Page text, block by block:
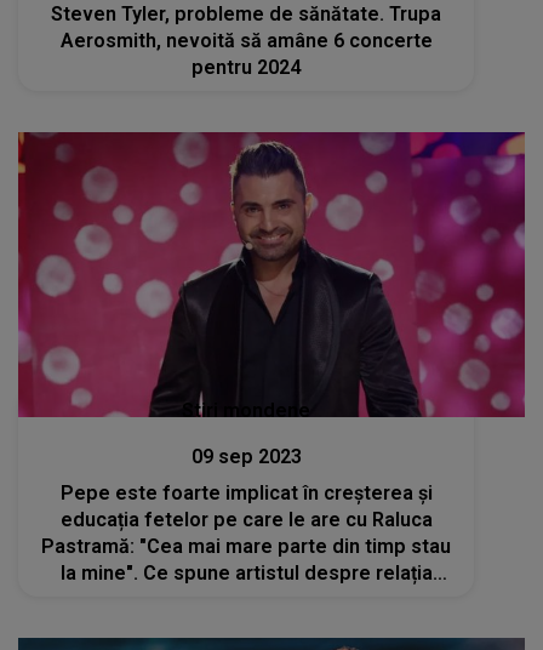
Steven Tyler, probleme de sănătate. Trupa
Aerosmith, nevoită să amâne 6 concerte
pentru 2024
Stiri mondene
09 sep 2023
Pepe este foarte implicat în creșterea și
educația fetelor pe care le are cu Raluca
Pastramă: "Cea mai mare parte din timp stau
la mine". Ce spune artistul despre relația